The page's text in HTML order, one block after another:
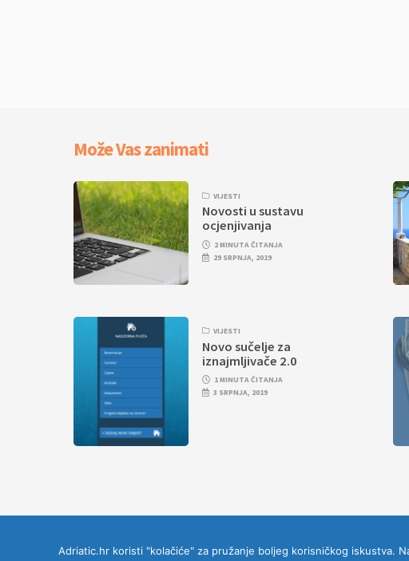
Može Vas zanimati
VIJESTI
Novosti u sustavu
ocjenjivanja
2 MINUTA ČITANJA
29 SRPNJA, 2019
VIJESTI
Novo sučelje za
iznajmljivače 2.0
1 MINUTA ČITANJA
3 SRPNJA, 2019
Adriatic.hr koristi "kolačiće" za pružanje boljeg korisničkog iskustva.